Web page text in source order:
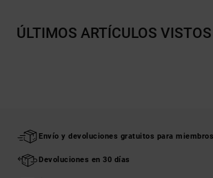
ÚLTIMOS ARTÍCULOS VISTOS
Envío y devoluciones gratuitos para miembros
Devoluciones en 30 días